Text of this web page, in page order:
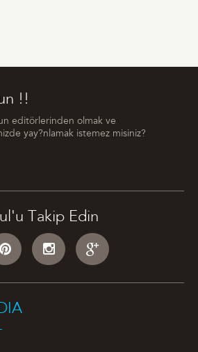
!!
editörlerinden olmak ve
yay?nlamak istemez misiniz?
Takip Edin